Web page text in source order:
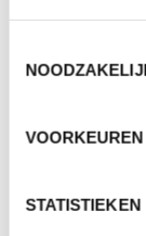
VOORKEUREN
STATISTIEKEN
2 mei 2021-
de
Vlaanderen,
tuinbouwers